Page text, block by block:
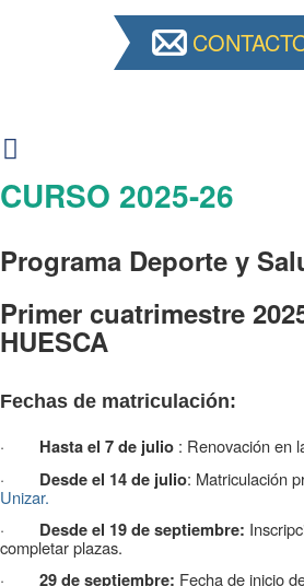
CURSO 2025-26
Programa Deporte y
Primer cuatrimestre
HUESCA
Fechas de matriculación:
· Hasta el 7 de julio : Renovación en
·
Desde el 14 de julio: Matriculación
Unizar.
· Desde el 19 de septiembre:
completar plazas.
· 29 de septiembre: Fecha de inicio